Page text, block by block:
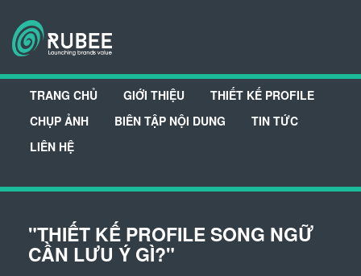
TRANG CHỦ GIỚI THIỆU
THIẾT KẾ PROFILE
CHỤP ẢNH
BIÊN TẬP NỘI DUNG
TIN TỨC
LIÊN HỆ
"THIẾT KẾ PROFILE SONG NGỮ
CẦN LƯU Ý GÌ?"